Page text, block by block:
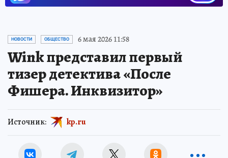
НОВОСТИ ОБЩЕСТВО 6 мая 2026 11:58
Wink представил первый
тизер детектива «После
Фишера. Инквизитор»
Источник: kp.ru